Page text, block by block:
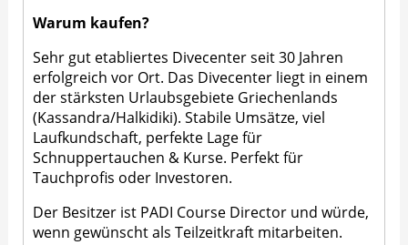
Warum kaufen?
Sehr gut etabliertes Divecenter seit 30 Jahren
erfolgreich vor Ort. Das Divecenter liegt in einem
der stärksten Urlaubsgebiete Griechenlands
(Kassandra/Halkidiki). Stabile Umsätze, viel
Laufkundschaft, perfekte Lage für
Schnuppertauchen & Kurse. Perfekt für
Tauchprofis oder Investoren.
Der Besitzer ist PADI Course Director und würde,
wenn gewünscht als Teilzeitkraft mitarbeiten.